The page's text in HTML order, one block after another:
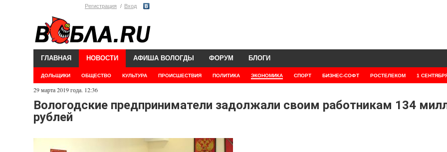
Регистрация Вход
ГЛАВНАЯ НОВОСТИ
ДОЛЬЩИКИ ОБЩЕСТВО КУЛЬТУРА ПРОИСШЕСТВИЯ ПОЛИТИКА ЭКОНОМИКА СПОРТ БИЗНЕС-СОФТ РОСТЕЛЕКОМ 1
АФИША ВОЛОГДЫ ФОРУМ БЛОГИ
29 марта 2019 года. 12:36
Вологодские предприниматели задолжали своим работникам 134
рублей